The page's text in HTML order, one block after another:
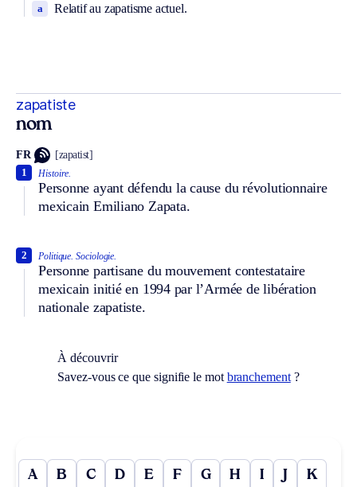
Relatif au zapatisme actuel.
a
zapatiste
nom
FR [zapatist]
Histoire.
Personne ayant défendu la cause du révolutionnaire
mexicain Emiliano Zapata.
1
Politique. Sociologie.
Personne partisane du mouvement contestataire
mexicain initié en 1994 par l’Armée de libération
nationale zapatiste.
2
À découvrir
Savez-vous ce que signifie le mot branchement?
A B C D E F G H I J K